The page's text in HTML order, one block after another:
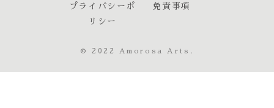
プライバシーポ
リシー
免責事項
© 2022 Amorosa Arts.